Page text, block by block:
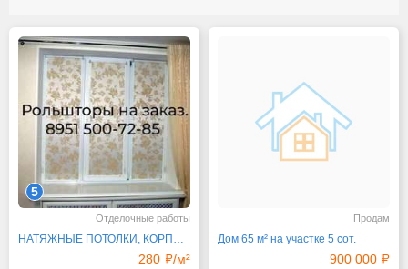
5
Отделочные работы
НАТЯЖНЫЕ ПОТОЛКИ, КОРПУСМЕБЕЛЬ, РОЛЬШТОРЫ
280 /м²
Продам
Дом 65 м² на участке 5 сот.
900 000